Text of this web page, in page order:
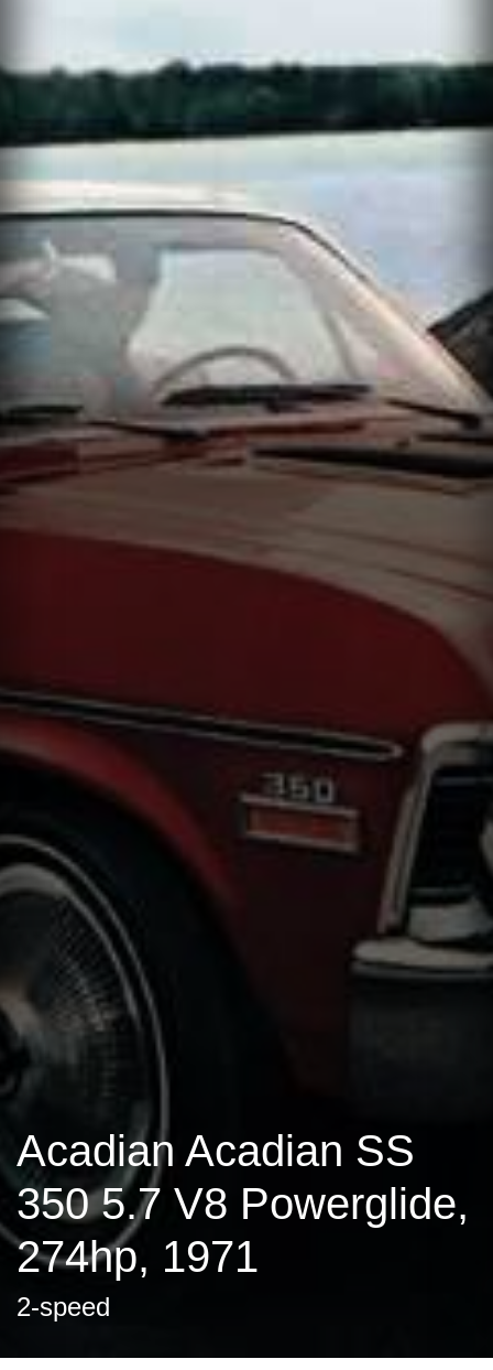
Acadian Acadian SS
350 5.7 V8 Powerglide,
274hp, 1971
2-speed